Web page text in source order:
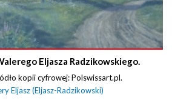
Eljasza Radzikowskiego.
kopii cyfrowej: Polswissart.pl.
Eljasz (Eljasz-Radzikowski)